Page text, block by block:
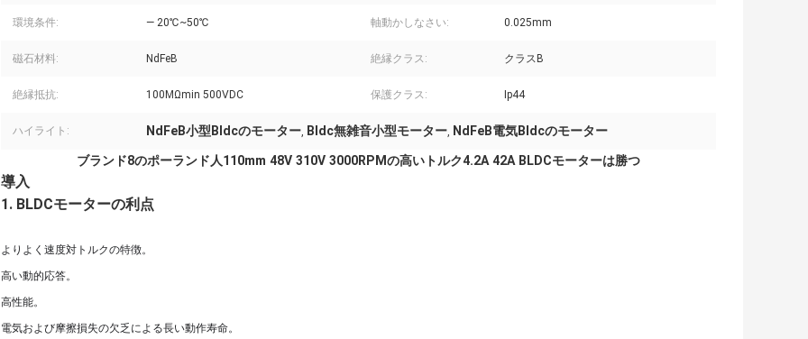
環境条件: — 20℃~50℃ 軸動かしなさい: 0.025mm
磁石材料: NdFeB 絶縁クラス: クラスB
絶縁抵抗: 100MΩmin 500VDC 保護クラス: Ip44
ハイライト: NdFeB小型Bldcのモーター, Bldc無雑音小型モーター, NdFeB電気Bldcのモーター
ブランド8のポーランド人110mm 48V 310V 3000RPMの高いトルク4.2A 42A BLDCモーターは勝つ
導入
1. BLDCモーターの利点
よりよく速度対トルクの特徴。
高い動的応答。
高性能。
電気および摩擦損失の欠乏による長い動作寿命。